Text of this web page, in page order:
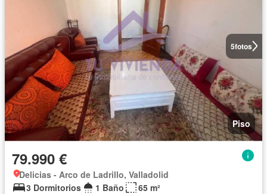
5fotos
Piso
79.990 €
Delicias - Arco de Ladrillo, Valladolid
3 Dormitorios
1 Baño 65 m²